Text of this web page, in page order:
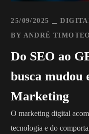
25/09/2025
BY ANDRÉ TIMOTEO
Do SEO ao
busca mudou
Marketing
O marketing digital
tecnologia e do